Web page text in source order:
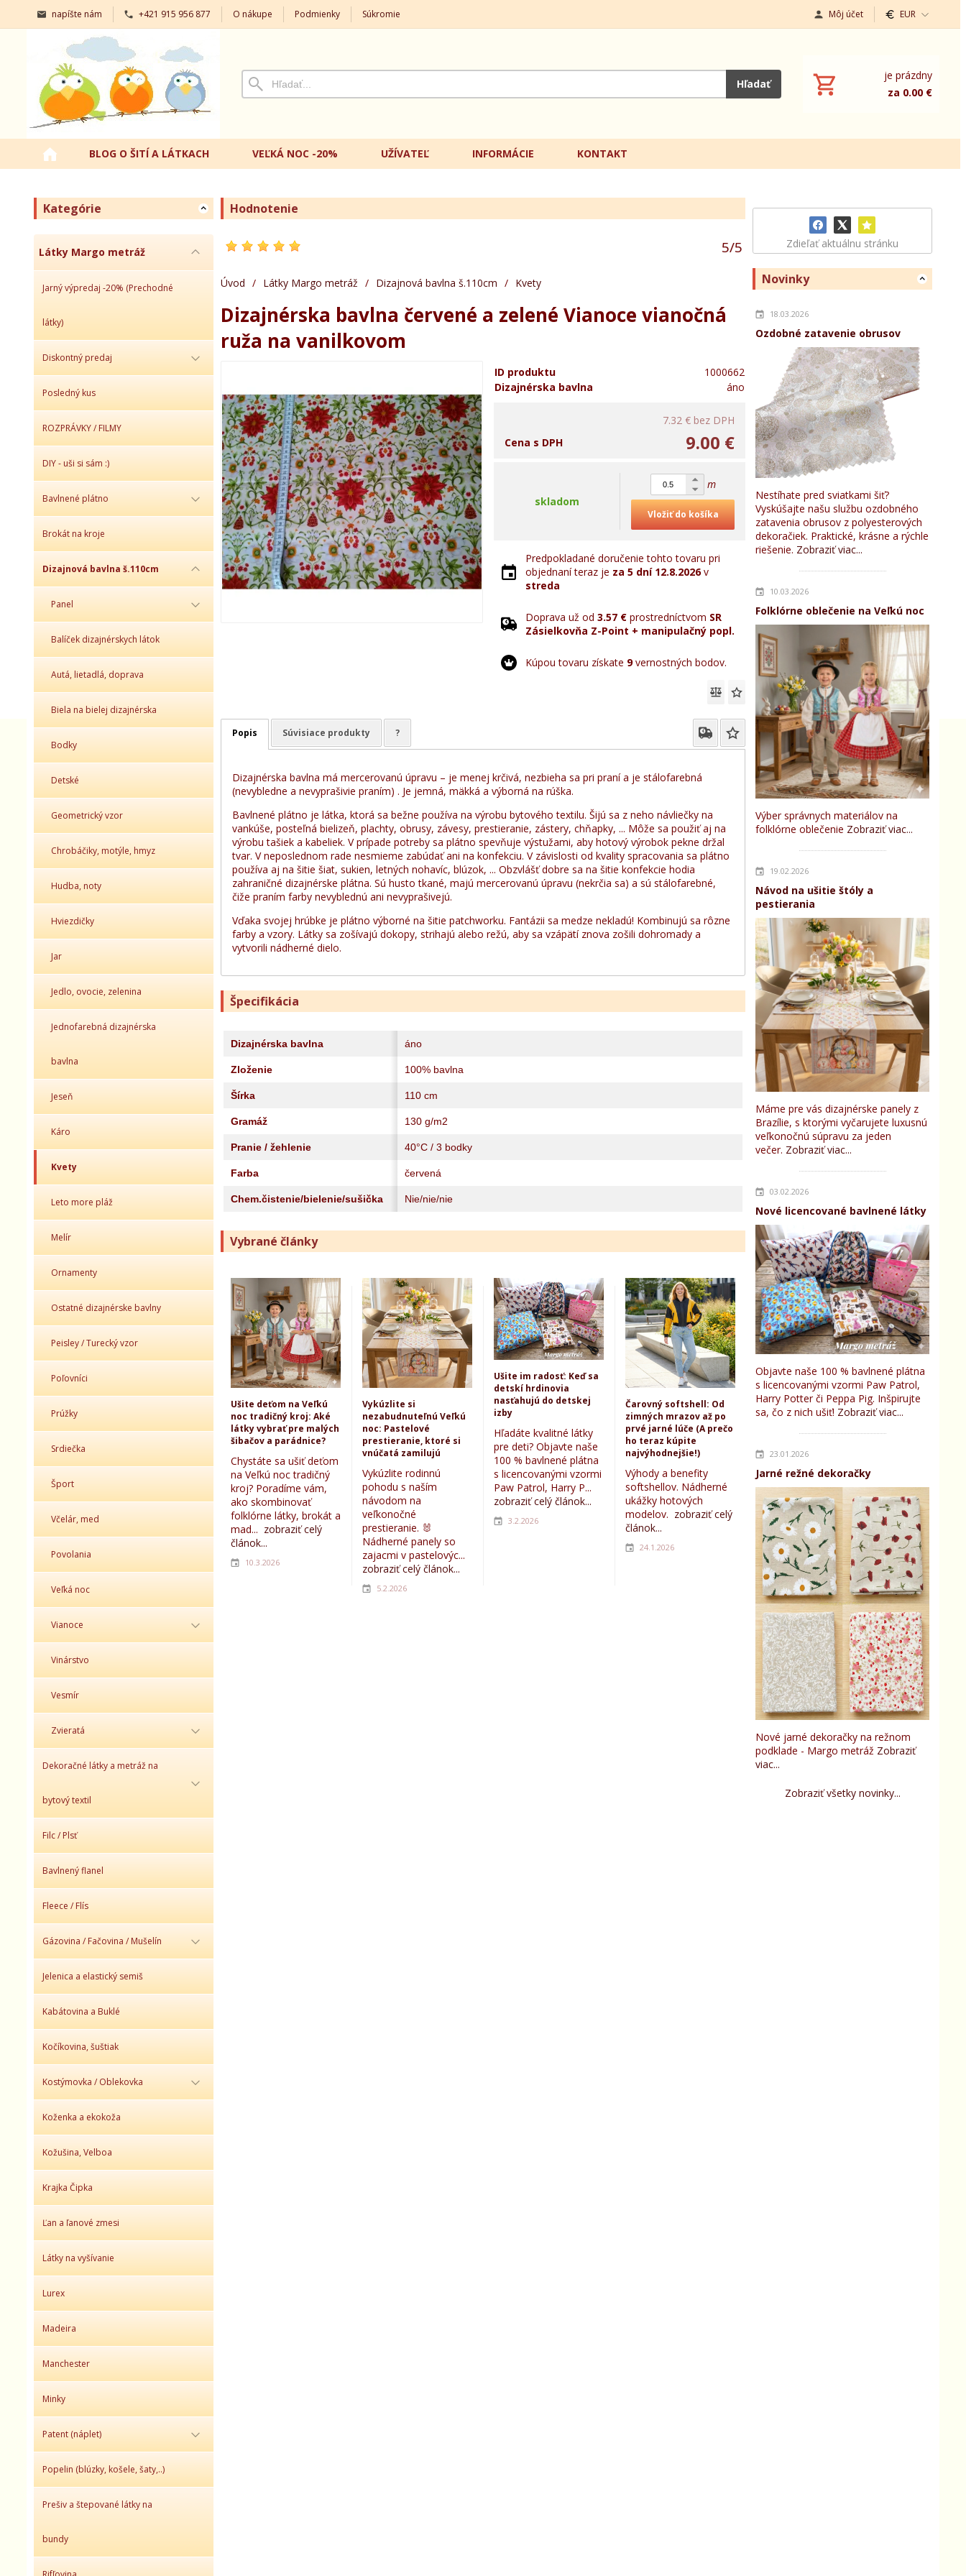
napíšte nám +421 915 956 877 O nákupe Podmienky Súkromie Môj účet EUR
Hľadať
je prázdny
za 0.00 €
BLOG O ŠITÍ A LÁTKACH VEĽKÁ NOC -20% UŽÍVATEĽ INFORMÁCIE KONTAKT
Kategórie
Látky Margo metráž
Jarný výpredaj -20% (Prechodné
látky)
Diskontný predaj
Posledný kus
ROZPRÁVKY / FILMY
DIY - uši si sám :)
Bavlnené plátno
Brokát na kroje
Dizajnová bavlna š.110cm
Panel
Balíček dizajnérskych látok
Autá, lietadlá, doprava
Biela na bielej dizajnérska
Bodky
Detské
Geometrický vzor
Chrobáčiky, motýle, hmyz
Hudba, noty
Hviezdičky
Jar
Jedlo, ovocie, zelenina
Jednofarebná dizajnérska
bavlna
Jeseň
Káro
Kvety
Leto more pláž
Melír
Ornamenty
Ostatné dizajnérske bavlny
Peisley / Turecký vzor
Poľovníci
Prúžky
Srdiečka
Šport
Včelár, med
Povolania
Veľká noc
Vianoce
Vinárstvo
Vesmír
Zvieratá
Dekoračné látky a metráž na
bytový textil
Filc / Plsť
Bavlnený flanel
Fleece / Flís
Gázovina / Fačovina / Mušelín
Jelenica a elastický semiš
Kabátovina a Buklé
Kočíkovina, šuštiak
Kostýmovka / Oblekovka
Koženka a ekokoža
Kožušina, Velboa
Krajka Čipka
Ľan a ľanové zmesi
Látky na vyšívanie
Lurex
Madeira
Manchester
Minky
Patent (náplet)
Popelin (blúzky, košele, šaty,..)
Prešiv a štepované látky na
bundy
Zdieľať aktuálnu stránku
Novinky
18.03.2026
Ozdobné zatavenie obrusov
Nestíhate pred sviatkami šiť?
Vyskúšajte našu službu ozdobného
zatavenia obrusov z polyesterových
dekoračiek. Praktické, krásne a rýchle
riešenie. Zobraziť viac...
10.03.2026
Folklórne oblečenie na Veľkú noc
Výber správnych materiálov na
folklórne oblečenie Zobraziť viac...
19.02.2026
Návod na ušitie štóly a
pestierania
Máme pre vás dizajnérske panely z
Brazílie, s ktorými vyčarujete luxusnú
veľkonočnú súpravu za jeden
večer. Zobraziť viac...
03.02.2026
Nové licencované bavlnené látky
Objavte naše 100 % bavlnené plátna
s licencovanými vzormi Paw Patrol,
Harry Potter či Peppa Pig. Inšpirujte
sa, čo z nich ušiť! Zobraziť viac...
23.01.2026
Jarné režné dekoračky
Nové jarné dekoračky na režnom
podklade - Margo metráž Zobraziť
viac...
Zobraziť všetky novinky...
Hodnotenie
5/5
Úvod / Látky Margo metráž / Dizajnová bavlna š.110cm / Kvety
Dizajnérska bavlna červené a zelené Vianoce vianočná
ruža na vanilkovom
ID produktu
1000662
Dizajnérska bavlna
áno
7.32 € bez DPH
9.00 €
Cena s DPH
skladom
m
Vložiť do košíka
Predpokladané doručenie tohto tovaru pri
objednaní teraz je za 5 dní 12.8.2026v
streda
Doprava už od 3.57 € prostredníctvom SR
Zásielkovňa Z-Point + manipulačný popl.
Kúpou tovaru získate 9vernostných bodov.
Popis Súvisiace produkty ?
Dizajnérska bavlna má mercerovanú úpravu – je menej krčivá, nezbieha sa pri praní a je stálofarebná
(nevybledne a nevyprašivie praním) . Je jemná, mäkká a výborná na rúška.
Bavlnené plátno je látka, ktorá sa bežne používa na výrobu bytového textilu. Šijú sa z neho návliečky na
vankúše, posteľná bielizeň, plachty, obrusy, závesy, prestieranie, zástery, chňapky, ... Môže sa použiť aj na
výrobu tašiek a kabeliek. V prípade potreby sa plátno spevňuje výstužami, aby hotový výrobok pekne držal
tvar. V neposlednom rade nesmieme zabúdať ani na konfekciu. V závislosti od kvality spracovania sa plátno
používa aj na šitie šiat, sukien, letných nohavíc, blúzok, ... Obzvlášť dobre sa na šitie konfekcie hodia
zahraničné dizajnérske plátna. Sú husto tkané, majú mercerovanú úpravu (nekrčia sa) a sú stálofarebné,
čiže praním farby nevyblednú ani nevyprašivejú.
Vďaka svojej hrúbke je plátno výborné na šitie patchworku. Fantázii sa medze nekladú! Kombinujú sa rôzne
farby a vzory. Látky sa zošívajú dokopy, strihajú alebo režú, aby sa vzápätí znova zošili dohromady a
vytvorili nádherné dielo.
Špecifikácia
Dizajnérska bavlna áno
Zloženie 100% bavlna
Šírka 110 cm
Gramáž 130 g/m2
Pranie / žehlenie 40°C / 3 bodky
Farba červená
Chem.čistenie/bielenie/sušička Nie/nie/nie
Vybrané články
Ušite deťom na Veľkú
noc tradičný kroj: Aké
látky vybrať pre malých
šibačov a parádnice?
Chystáte sa ušiť deťom
na Veľkú noc tradičný
kroj? Poradíme vám,
ako skombinovať
folklórne látky, brokát a
mad... zobraziť celý
článok...
10.3.2026
Vykúzlite si
nezabudnuteľnú Veľkú
noc: Pastelové
prestieranie, ktoré si
vnúčatá zamilujú
Vykúzlite rodinnú
pohodu s naším
návodom na
veľkonočné
prestieranie. 🐰
Nádherné panely so
zajacmi v pastelovýc...
zobraziť celý článok...
5.2.2026
Ušite im radosť: Keď sa
detskí hrdinovia
nasťahujú do detskej
izby
Hľadáte kvalitné látky
pre deti? Objavte naše
100 % bavlnené plátna
s licencovanými vzormi
Paw Patrol, Harry P...
zobraziť celý článok...
3.2.2026
Čarovný softshell: Od
zimných mrazov až po
prvé jarné lúče (A prečo
ho teraz kúpite
najvýhodnejšie!)
Výhody a benefity
softshellov. Nádherné
ukážky hotových
modelov. zobraziť celý
článok...
24.1.2026